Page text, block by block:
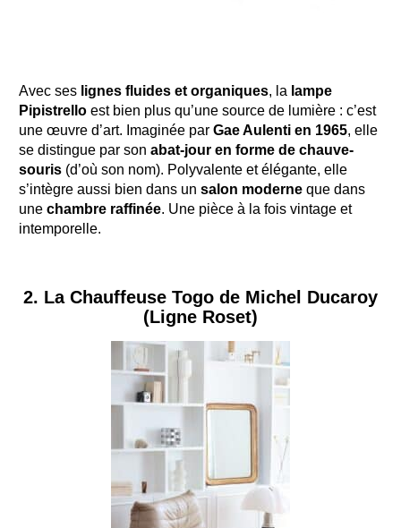
Avec ses lignes fluides et organiques, la lampe
Pipistrello est bien plus qu’une source de lumière : c’est
une œuvre d’art. Imaginée par Gae Aulenti en 1965, elle
se distingue par son abat-jour en forme de chauve-
souris (d’où son nom). Polyvalente et élégante, elle
s’intègre aussi bien dans un salon moderne que dans
une chambre raffinée. Une pièce à la fois vintage et
intemporelle.
2. La Chauffeuse Togo de Michel Ducaroy
(Ligne Roset)